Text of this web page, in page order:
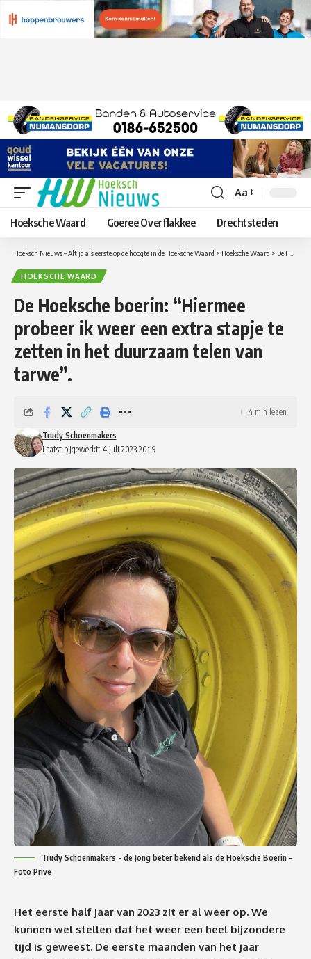
Lettergrootte
aanpassen
Aa
Hoeksche Waard Goeree Overflakkee Drechtsteden
Hoeksch Nieuws – Altijd als eerste op de hoogte in de Hoeksche Waard > Hoeksche Waard > De Hoeksche boerin: “Hiermee probeer ik weer een extra stapje te zetten in het duurzaam telen van tarwe”.
HOEKSCHE WAARD
De Hoeksche boerin: “Hiermee
probeer ik weer een extra stapje te
zetten in het duurzaam telen van
tarwe”.
Laatst bijgewerkt: 4 juli 2023 20:19
Trudy Schoenmakers
4 min lezen
Trudy Schoenmakers - de Jong beter bekend als de Hoeksche Boerin -
Foto Prive
Het eerste half jaar van 2023 zit er al weer op. We
kunnen wel stellen dat het weer een heel bijzondere
tijd is geweest. De eerste maanden van het jaar